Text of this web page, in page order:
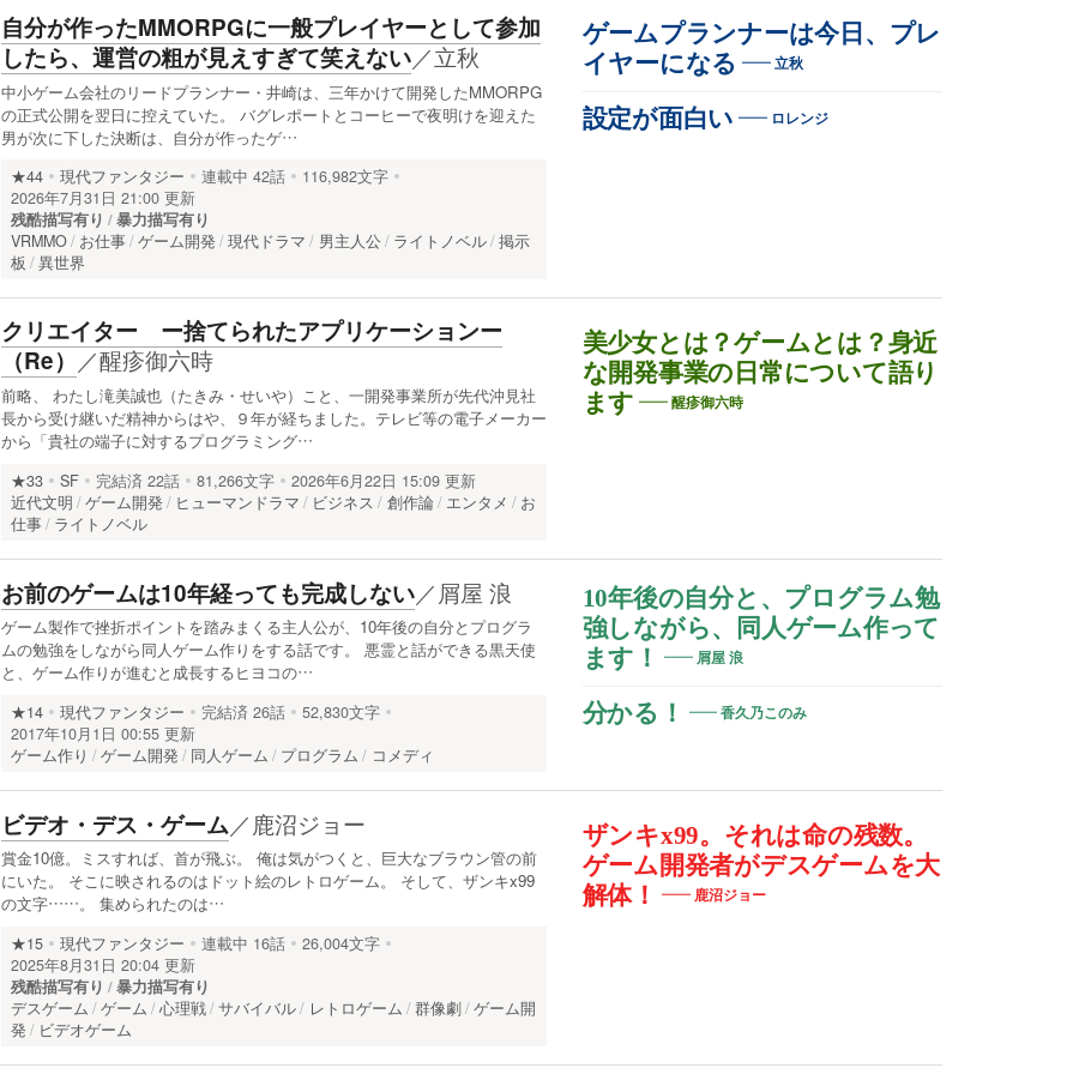
ゲームプランナーは今日、プレ
イヤーになる
立秋
設定が面白い ロレンジ
自分が作ったMMORPGに一般プレイヤーとして参加
したら、運営の粗が見えすぎて笑えない／立秋
中小ゲーム会社のリードプランナー・井崎は、三年かけて開発したMMORPG
の正式公開を翌日に控えていた。 バグレポートとコーヒーで夜明けを迎えた
男が次に下した決断は、自分が作ったゲ…
★44 現代ファンタジー 連載中 42話
116,982文字
2026年7月31日 21:00 更新
残酷描写有り
暴力描写有り
VRMMO
お仕事 ゲーム開発 現代ドラマ 男主人公 ライトノベル 掲示
板
異世界
美少女とは？ゲームとは？身近
な開発事業の日常について語り
ます
醒疹御六時
クリエイター ー捨てられたアプリケーションー
（Re） ／醒疹御六時
前略、 わたし滝美誠也（たきみ・せいや）こと、一開発事業所が先代沖見社
長から受け継いだ精神からはや、９年が経ちました。テレビ等の電子メーカー
から「貴社の端子に対するプログラミング…
★33 SF 完結済 22話 81,266文字
2026年6月22日 15:09 更新
近代文明
ゲーム開発 ヒューマンドラマ ビジネス 創作論 エンタメ
お
仕事
ライトノベル
10年後の自分と、プログラム勉
強しながら、同人ゲーム作って
ます！
屑屋 浪
分かる！ 香久乃このみ
お前のゲームは10年経っても完成しない／ 屑屋 浪
ゲーム製作で挫折ポイントを踏みまくる主人公が、10年後の自分とプログラ
ムの勉強をしながら同人ゲーム作りをする話です。 悪霊と話ができる黒天使
と、ゲーム作りが進むと成長するヒヨコの…
★14 現代ファンタジー 完結済 26話
52,830文字
2017年10月1日 00:55 更新
ゲーム作り
ゲーム開発 同人ゲーム プログラム コメディ
ザンキx99。それは命の残数。
ゲーム開発者がデスゲームを大
解体！
鹿沼ジョー
ビデオ・デス・ゲーム／鹿沼ジョー
賞金10億。ミスすれば、首が飛ぶ。 俺は気がつくと、巨大なブラウン管の前
にいた。 そこに映されるのはドット絵のレトロゲーム。 そして、ザンキx99
の文字……。 集められたのは…
★15 現代ファンタジー 連載中 16話
26,004文字
2025年8月31日 20:04 更新
残酷描写有り
暴力描写有り
デスゲーム
ゲーム 心理戦 サバイバル レトロゲーム 群像劇 ゲーム開
発
ビデオゲーム